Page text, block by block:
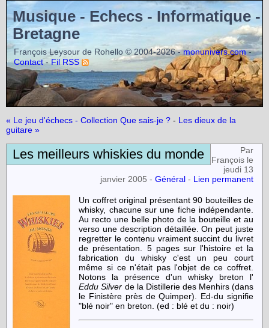
Musique - Echecs - Informatique -
Bretagne
François Leysour de Rohello © 2004-2026 -monunivers.com-
Contact-Fil RSS
« Le jeu d'échecs - Collection Que sais-je ? - Les dieux de la
guitare »
Les meilleurs whiskies du monde
Par
François le
jeudi 13
janvier 2005 - Général - Lien permanent
Un coffret original présentant 90 bouteilles de
whisky, chacune sur une fiche indépendante.
Au recto une belle photo de la bouteille et au
verso une description détaillée. On peut juste
regretter le contenu vraiment succint du livret
de présentation. 5 pages sur l'histoire et la
fabrication du whisky c'est un peu court
même si ce n'était pas l'objet de ce coffret.
Notons la présence d'un whisky breton l'
Eddu Silver de la Distillerie des Menhirs (dans
le Finistère près de Quimper). Ed-du signifie
"blé noir" en breton. (ed : blé et du : noir)